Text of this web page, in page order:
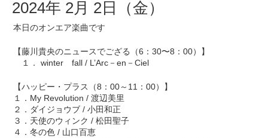
2024年 2月 2日（金）
本日のオンエア楽曲です
【藤川貴央のニュースでござる（6：30〜8：00）】
１． winter fall / L’Arc－en－Ciel
【ハッピー・プラス（8：00～11：00）】
１．My Revolution / 渡辺美里
２．ダイジョウブ / 小田和正
３．天使のウィンク / 松田聖子
４．冬の色 / 山口百恵